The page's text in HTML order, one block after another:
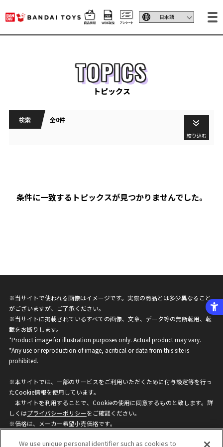
TOPICS
トピックス
検索 全0件
絞り込む
条件に一致するトピックスが見つかりませんでした。
※当サイトで使われる画像はイメージです。実際の商品とは多少異なること
がございますが、ご了承ください。
※当サイトに掲載されているすべての画像、文章、データ等の無断転用、転
載をお断りします。
*Product image for illustration purposes only. Actual product may vary.
*Any use or reproduction of image, acritical or data from this site is
prohibited.
※本サイトでは、一部のサービスをご利用いただくために付与設定等を行っ
たCookie情報を使用しています。
本サイトを利用することで、Cookieの使用に同意するものと致します。詳
しくはプライバシーポリシーをご確認ください。
※価格は、メーカー希望小売価格です。
ざいますのでご了承ください。
We use unique personal identifier such as cookies to